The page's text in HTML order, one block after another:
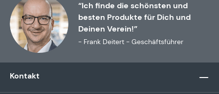
“Ich finde die schönsten und
besten Produkte für Dich und
Deinen Verein!”
- Frank Deitert - Geschäftsführer
Kontakt